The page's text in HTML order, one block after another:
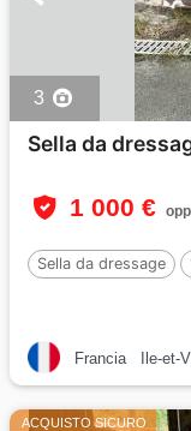
3
Sella da
1 000 €
Sella da dressage
Francia Ile-et-
ACQUISTO SICURO